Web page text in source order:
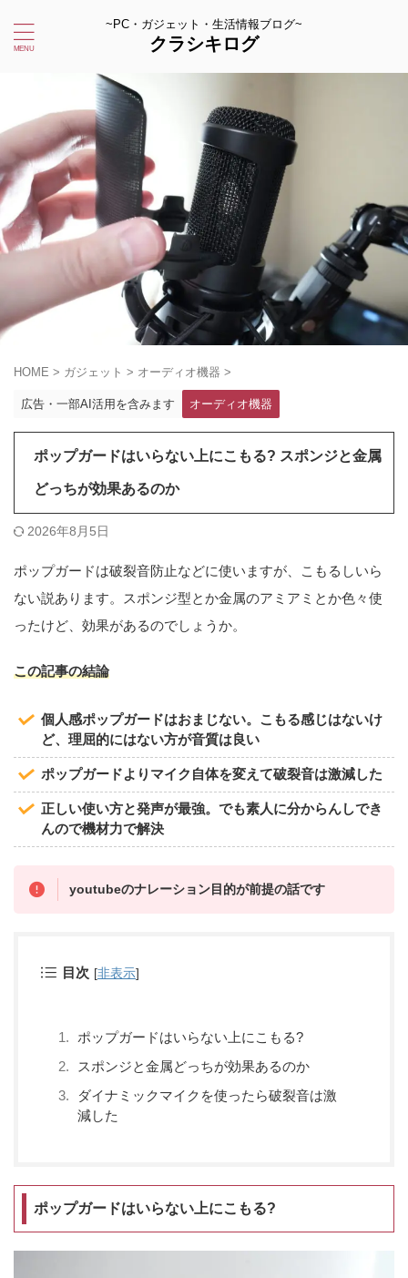
~PC・ガジェット・生活情報ブログ~
クラシキログ
HOME > ガジェット > オーディオ機器 >
広告・一部AI活用を含みます オーディオ機器
ポップガードはいらない上にこもる? スポンジと金属
どっちが効果あるのか
2026年8月5日
ポップガードは破裂音防止などに使いますが、こもるしいら
ない説あります。スポンジ型とか金属のアミアミとか色々使
ったけど、効果があるのでしょうか。
この記事の結論
個人感ポップガードはおまじない。こもる感じはないけ
ど、理屈的にはない方が音質は良い
ポップガードよりマイク自体を変えて破裂音は激減した
正しい使い方と発声が最強。でも素人に分からんしでき
んので機材力で解決
youtubeのナレーション目的が前提の話です
目次 [非表示]
ポップガードはいらない上にこもる?
スポンジと金属どっちが効果あるのか
ダイナミックマイクを使ったら破裂音は激
減した
ポップガードはいらない上にこもる?